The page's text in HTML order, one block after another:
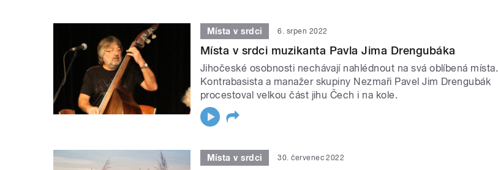
Místa v srdci 6. srpen 2022
Místa v srdci muzikanta Pavla Jima Drengubáka
Jihočeské osobnosti nechávají nahlédnout na svá oblíbená místa.
Kontrabasista a manažer skupiny Nezmaři Pavel Jim Drengubák
procestoval velkou část jihu Čech i na kole.
Místa v srdci 30. červenec 2022